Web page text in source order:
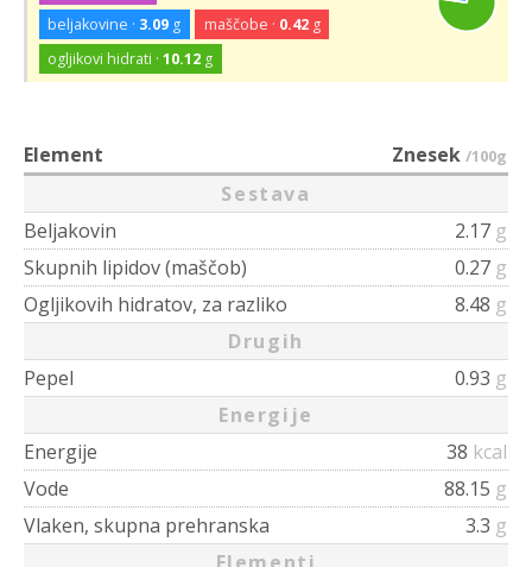
beljakovine · 3.09 g maščobe · 0.42g
ogljikovi hidrati ·10.12 g
Element Znesek /100g
Sestava
Beljakovin
2.17 g
Skupnih lipidov (maščob)
0.27 g
Ogljikovih hidratov, za razliko
8.48 g
Drugih
Pepel
0.93 g
Energije
Energije
38 kcal
Vode
88.15 g
Vlaken, skupna prehranska
3.3 g